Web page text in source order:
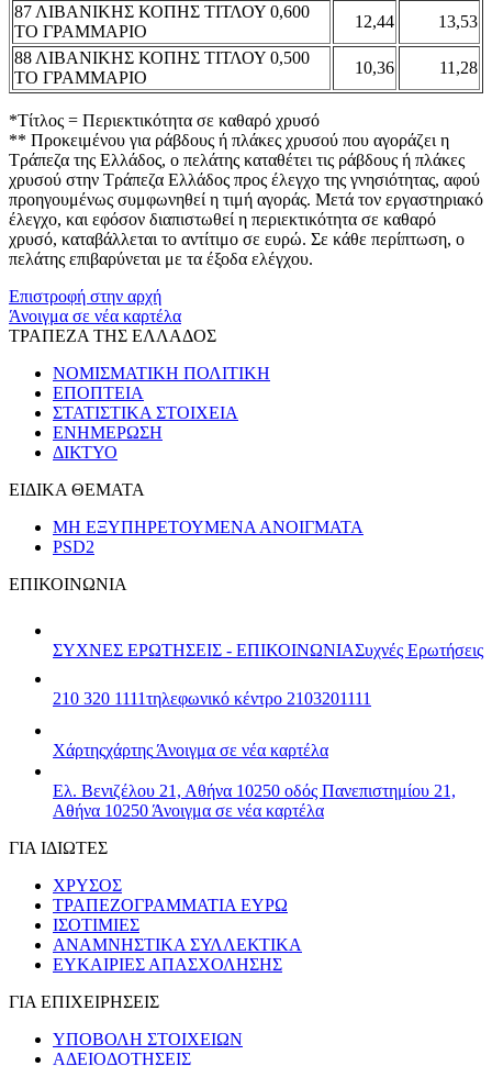
87 ΛΙΒΑΝΙΚΗΣ ΚΟΠΗΣ ΤΙΤΛΟΥ 0,600
ΤΟ ΓΡΑΜΜΑΡΙΟ
12,44
13,53
88 ΛΙΒΑΝΙΚΗΣ ΚΟΠΗΣ ΤΙΤΛΟΥ 0,500
ΤΟ ΓΡΑΜΜΑΡΙΟ
10,36 11,28
*Τίτλος = Περιεκτικότητα σε καθαρό χρυσό
** Προκειμένου για ράβδους ή πλάκες χρυσού που αγοράζει η
Τράπεζα της Ελλάδος, ο πελάτης καταθέτει τις ράβδους ή πλάκες
χρυσού στην Τράπεζα Ελλάδος προς έλεγχο της γνησιότητας, αφού
προηγουμένως συμφωνηθεί η τιμή αγοράς. Μετά τον εργαστηριακό
έλεγχο, και εφόσον διαπιστωθεί η περιεκτικότητα σε καθαρό
χρυσό, καταβάλλεται το αντίτιμο σε ευρώ. Σε κάθε περίπτωση, ο
πελάτης επιβαρύνεται με τα έξοδα ελέγχου.
Επιστροφή στην αρχή
Άνοιγμα σε νέα καρτέλα
ΤΡΑΠΕΖΑ ΤΗΣ ΕΛΛΑΔΟΣ
ΝΟΜΙΣΜΑΤΙΚΗ ΠΟΛΙΤΙΚΗ
ΕΠΟΠΤΕΙΑ
ΣΤΑΤΙΣΤΙΚΑ ΣΤΟΙΧΕΙΑ
ΕΝΗΜΕΡΩΣΗ
ΔΙΚΤΥΟ
ΕΙΔΙΚΑ ΘΕΜΑΤΑ
ΜΗ ΕΞΥΠΗΡΕΤΟΥΜΕΝΑ ΑΝΟΙΓΜΑΤΑ
PSD2
ΕΠΙΚΟΙΝΩΝΙΑ
ΣΥΧΝΕΣ ΕΡΩΤΗΣΕΙΣ - ΕΠΙΚΟΙΝΩΝΙΑΣυχνές Ερωτήσεις
210 320 1111τηλεφωνικό κέντρο 2103201111
Χάρτηςχάρτης Άνοιγμα σε νέα καρτέλα
Ελ. Βενιζέλου 21, Αθήνα 10250 οδός Πανεπιστημίου 21,
Αθήνα 10250 Άνοιγμα σε νέα καρτέλα
ΓΙΑ ΙΔΙΩΤΕΣ
ΧΡΥΣΟΣ
ΤΡΑΠΕΖΟΓΡΑΜΜΑΤΙΑ ΕΥΡΩ
ΙΣΟΤΙΜΙΕΣ
ΑΝΑΜΝΗΣΤΙΚΑ ΣΥΛΛΕΚΤΙΚΑ
ΕΥΚΑΙΡΙΕΣ ΑΠΑΣΧΟΛΗΣΗΣ
ΓΙΑ ΕΠΙΧΕΙΡΗΣΕΙΣ
ΥΠΟΒΟΛΗ ΣΤΟΙΧΕΙΩΝ
ΑΔΕΙΟΔΟΤΗΣΕΙΣ